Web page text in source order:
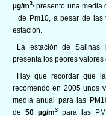
µg/m3, presento una media
de Pm10, a pesar de las
estación.
La estación de Salinas
presenta los peores valores
Hay que recordar que
recomendó en 2005 unos
medía anual para las
de 50 µg/m3para las